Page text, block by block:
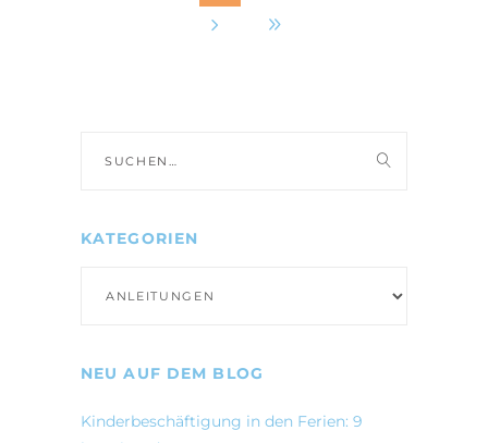
nach:
KATEGORIEN
NEU AUF DEM BLOG
Kinderbeschäftigung in den Ferien: 9